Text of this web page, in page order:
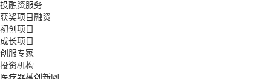
投融资服务
获奖项目融资
初创项目
成长项目
创服专家
投资机构
医疗器械创新网